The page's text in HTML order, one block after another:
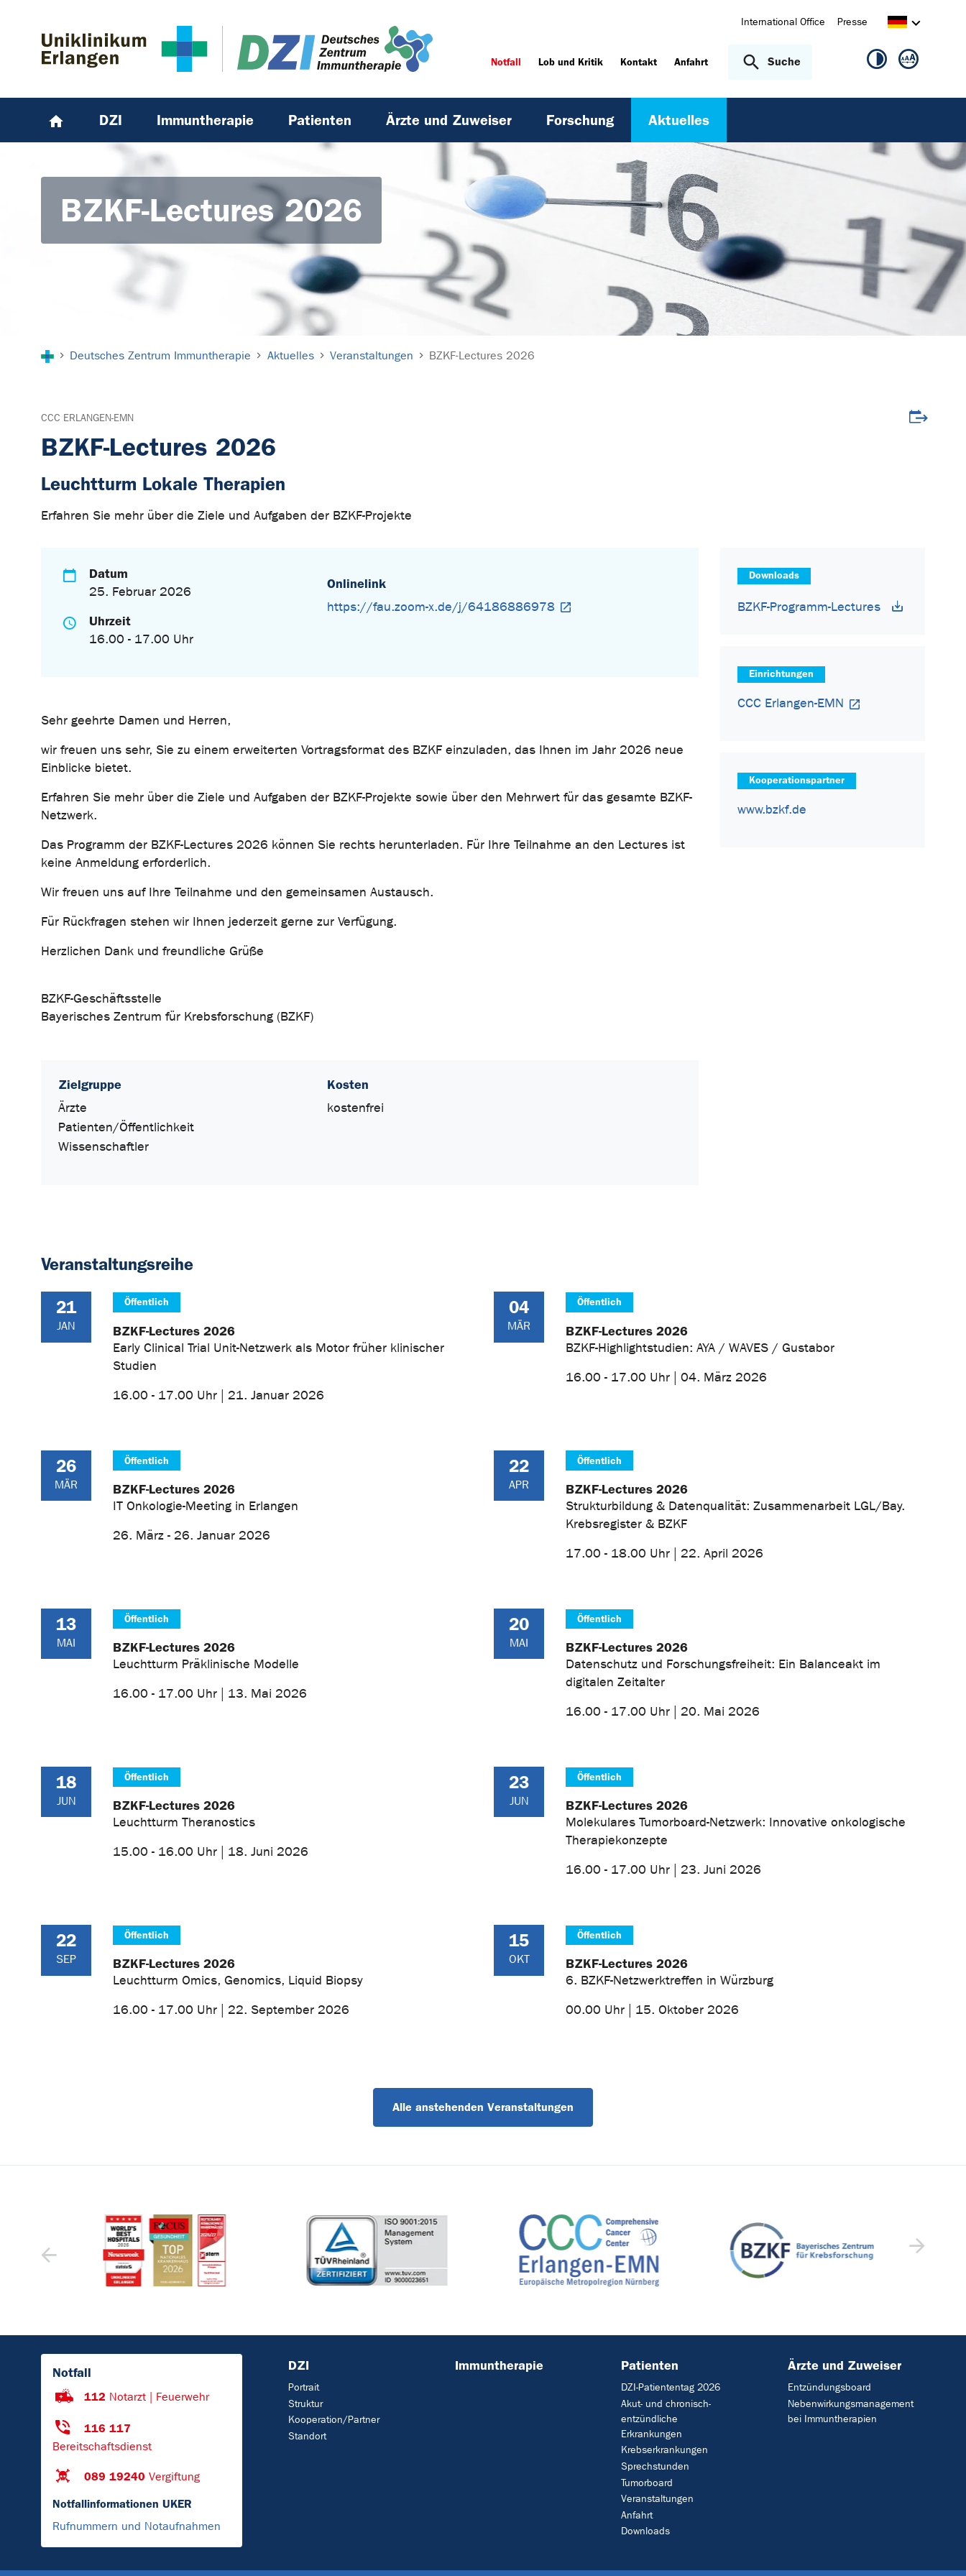
International Office Presse
Notfall Lob und Kritik Kontakt Anfahrt Suche
DZI Immuntherapie Patienten Ärzte und Zuweiser Forschung Aktuelles
BZKF-Lectures 2026
Deutsches Zentrum Immuntherapie Aktuelles Veranstaltungen BZKF-Lectures 2026
CCC ERLANGEN-EMN
BZKF-Lectures 2026
Leuchtturm Lokale Therapien
Erfahren Sie mehr über die Ziele und Aufgaben der BZKF-Projekte
Datum
25. Februar 2026
Uhrzeit
16.00 - 17.00 Uhr
Onlinelink
https://fau.zoom-x.de/j/64186886978
Sehr geehrte Damen und Herren,
wir freuen uns sehr, Sie zu einem erweiterten Vortragsformat des BZKF einzuladen, das Ihnen im Jahr 2026 neue
Einblicke bietet.
Erfahren Sie mehr über die Ziele und Aufgaben der BZKF-Projekte sowie über den Mehrwert für das gesamte BZKF-
Netzwerk.
Das Programm der BZKF-Lectures 2026 können Sie rechts herunterladen. Für Ihre Teilnahme an den Lectures ist
keine Anmeldung erforderlich.
Wir freuen uns auf Ihre Teilnahme und den gemeinsamen Austausch.
Für Rückfragen stehen wir Ihnen jederzeit gerne zur Verfügung.
Herzlichen Dank und freundliche Grüße
BZKF-Geschäftsstelle
Bayerisches Zentrum für Krebsforschung (BZKF)
Zielgruppe
Ärzte
Patienten/Öffentlichkeit
Wissenschaftler
Kosten
kostenfrei
Downloads
BZKF-Programm-Lectures
Einrichtungen
CCC Erlangen-EMN
Kooperationspartner
www.bzkf.de
Veranstaltungsreihe
21
JAN
Öffentlich
BZKF-Lectures 2026
Early Clinical Trial Unit-Netzwerk als Motor früher klinischer
Studien
16.00 - 17.00 Uhr | 21. Januar 2026
04
MÄR
Öffentlich
BZKF-Lectures 2026
BZKF-Highlightstudien: AYA / WAVES / Gustabor
16.00 - 17.00 Uhr | 04. März 2026
26
MÄR
Öffentlich
BZKF-Lectures 2026
IT Onkologie-Meeting in Erlangen
26. März - 26. Januar 2026
22
APR
Öffentlich
BZKF-Lectures 2026
Strukturbildung & Datenqualität: Zusammenarbeit LGL/Bay.
Krebsregister & BZKF
17.00 - 18.00 Uhr | 22. April 2026
13
MAI
Öffentlich
BZKF-Lectures 2026
Leuchtturm Präklinische Modelle
16.00 - 17.00 Uhr | 13. Mai 2026
20
MAI
Öffentlich
BZKF-Lectures 2026
Datenschutz und Forschungsfreiheit: Ein Balanceakt im
digitalen Zeitalter
16.00 - 17.00 Uhr | 20. Mai 2026
18
JUN
Öffentlich
BZKF-Lectures 2026
Leuchtturm Theranostics
15.00 - 16.00 Uhr | 18. Juni 2026
23
JUN
Öffentlich
BZKF-Lectures 2026
Molekulares Tumorboard-Netzwerk: Innovative onkologische
Therapiekonzepte
16.00 - 17.00 Uhr | 23. Juni 2026
22
SEP
Öffentlich
BZKF-Lectures 2026
Leuchtturm Omics, Genomics, Liquid Biopsy
16.00 - 17.00 Uhr | 22. September 2026
15
OKT
Öffentlich
BZKF-Lectures 2026
6. BZKF-Netzwerktreffen in Würzburg
00.00 Uhr | 15. Oktober 2026
Alle anstehenden Veranstaltungen
Notfall
112 Notarzt | Feuerwehr
116 117
Bereitschaftsdienst
089 19240 Vergiftung
Notfallinformationen UKER
Rufnummern und Notaufnahmen
DZI
Portrait
Struktur
Kooperation/Partner
Standort
Immuntherapie Patienten
DZI-Patiententag 2026
Akut- und chronisch-
entzündliche
Erkrankungen
Krebserkrankungen
Sprechstunden
Tumorboard
Veranstaltungen
Anfahrt
Downloads
Ärzte und Zuweiser
Entzündungsboard
Nebenwirkungsmanagement
bei Immuntherapien